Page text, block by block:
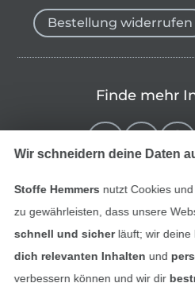
Bestellung widerrufen
Finde mehr
Wir schneidern deine Daten
Stoffe Hemmers nutzt Cookies
zu gewährleisten, dass unsere
schnell und sicherläuft; wir deine
dich relevanten Inhalten und
verbessern können und wir dir